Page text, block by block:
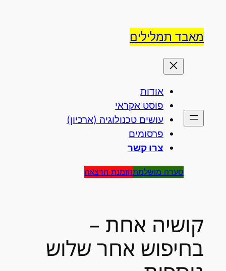
מאבד תמלילים
אודות
פוסט אקראי
עושים טכנולוגיה (ארכיון)
פרסומים
צרו קשר
סערה מושלמתהזמנת הרצאה
קושיה אחת –
בחיפוש אחר שלוש